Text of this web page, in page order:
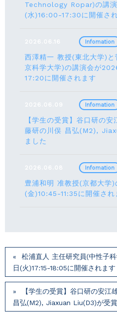
Technology Ropar)の講
(水)16:00-17:30に開催さ
2026.06.16
西澤精一 教授(東北大学)
京科学大学)の講演会が
17:20に開催されます
Infomation
2026.06.09
【学生の受賞】谷口研の
藤研の川俣 昌弘(M2),
ました
Infomation
2026.06.08
豊浦和明 准教授(京都大学
(⾦)10:45-11:35に開催され
Infomation
松浦直人 主任研究員(中性子
⽇(火)17:15-18:05に開催されます
【学生の受賞】谷口研の安
昌弘(M2), Jiaxuan Liu(D3)が受